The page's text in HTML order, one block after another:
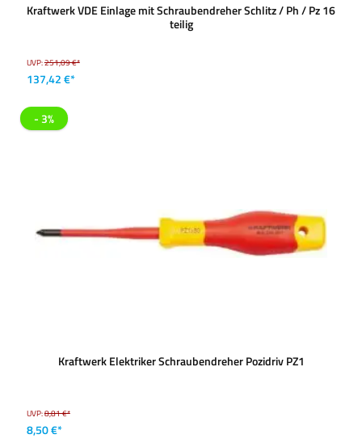
Kraftwerk VDE Einlage mit Schraubendreher Schlitz / Ph / Pz 16
teilig
UVP:251,09 €*
137,42 €*
- 3%
Kraftwerk Elektriker Schraubendreher Pozidriv PZ1
UVP:8,81 €*
8,50 €*